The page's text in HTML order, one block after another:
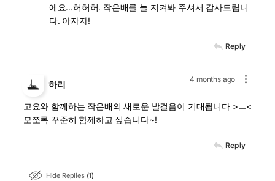
에요...허허허. 작은배를 늘 지켜봐 주셔서 감사드립니
다. 아자자!
Reply
4 months ago
하리
고요와 함께하는 작은배의 새로운 발걸음이 기대됩니다 >ㅡ<
모쪼록 꾸준히 함께하고 싶습니다~!
Reply
Hide Replies 1